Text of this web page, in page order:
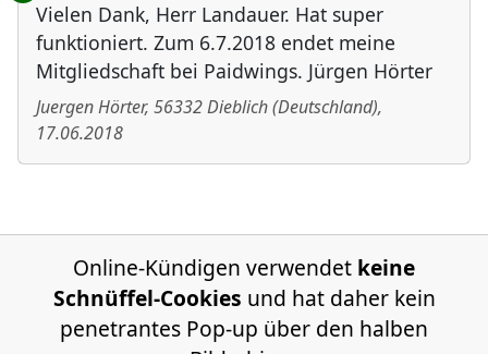
Vielen Dank, Herr Landauer. Hat super
funktioniert. Zum 6.7.2018 endet meine
Mitgliedschaft bei Paidwings. Jürgen Hörter
Juergen Hörter, 56332Dieblich(Deutschland),
17.06.2018
Online-Kündigen verwendet keine
Schnüffel-Cookies und hat daher kein
penetrantes Pop-up über den halben